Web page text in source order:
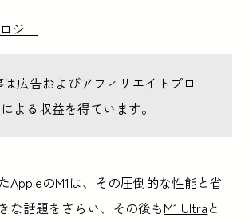
ジー
広告およびアフィリエイトプロ
よる収益を得ています。
AppleのM1は、その圧倒的な性能と省
な話題をさらい、その後もM1 Ultraと